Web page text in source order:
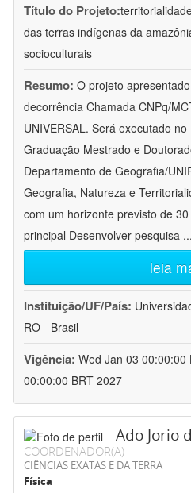
Título do Projeto:
das terras indígenas da
socioculturais
Resumo: O projeto
decorrência Chamada CNPq/
UNIVERSAL. Será executado
Graduação Mestrado e
Departamento de Geografia/
Geografia, Natureza e
com um horizonte previsto de
principal Desenvolver pesquisa ...
leia
Instituição/UF/País:
RO - Brasil
Vigência: Wed Jan 03 00:00:00
00:00:00 BRT 2027
Ado Jorio
COORDENADOR(A)
CIÊNCIAS EXATAS E DA TERRA
Física